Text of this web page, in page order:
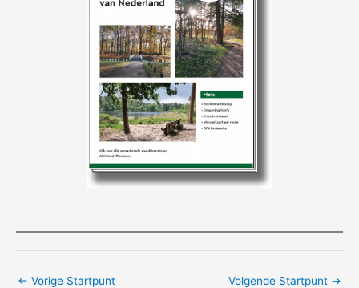
← Vorige Startpunt Volgende Startpunt →